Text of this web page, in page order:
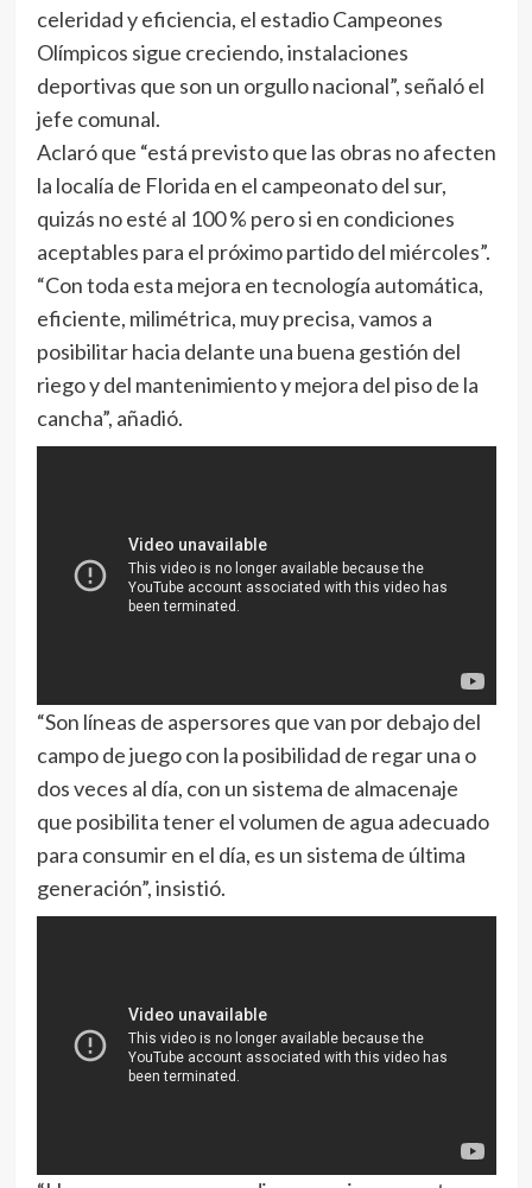
celeridad y eficiencia, el estadio Campeones
Olímpicos sigue creciendo, instalaciones
deportivas que son un orgullo nacional”, señaló el
jefe comunal.
Aclaró que “está previsto que las obras no afecten
la localía de Florida en el campeonato del sur,
quizás no esté al 100 % pero si en condiciones
aceptables para el próximo partido del miércoles”.
“Con toda esta mejora en tecnología automática,
eficiente, milimétrica, muy precisa, vamos a
posibilitar hacia delante una buena gestión del
riego y del mantenimiento y mejora del piso de la
cancha”, añadió.
“Son líneas de aspersores que van por debajo del
campo de juego con la posibilidad de regar una o
dos veces al día, con un sistema de almacenaje
que posibilita tener el volumen de agua adecuado
para consumir en el día, es un sistema de última
generación”, insistió.